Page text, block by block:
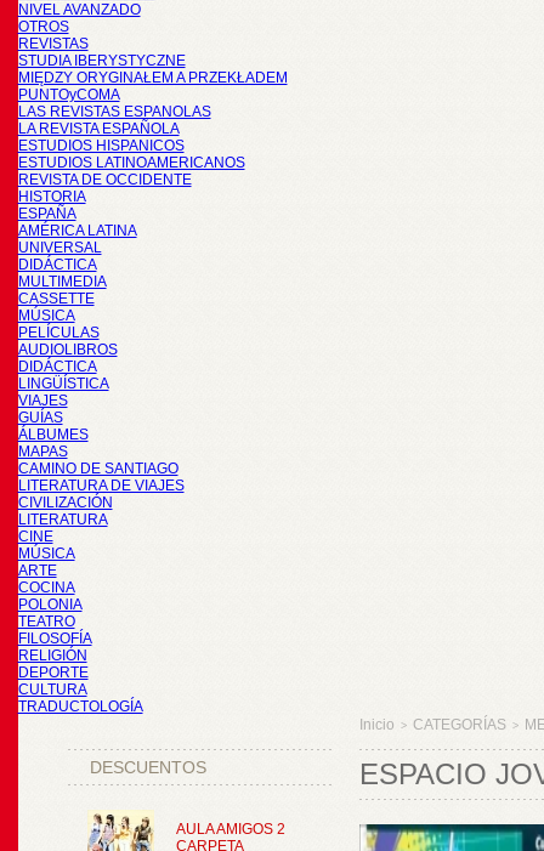
NIVEL AVANZADO
OTROS
REVISTAS
STUDIA IBERYSTYCZNE
MIĘDZY ORYGINAŁEM A PRZEKŁADEM
PUNTOyCOMA
LAS REVISTAS ESPANOLAS
LA REVISTA ESPAÑOLA
ESTUDIOS HISPANICOS
ESTUDIOS LATINOAMERICANOS
REVISTA DE OCCIDENTE
HISTORIA
ESPAÑA
AMÉRICA LATINA
UNIVERSAL
DIDÁCTICA
MULTIMEDIA
CASSETTE
MÚSICA
PELÍCULAS
AUDIOLIBROS
DIDÁCTICA
LINGÜÍSTICA
VIAJES
GUÍAS
ÁLBUMES
MAPAS
CAMINO DE SANTIAGO
LITERATURA DE VIAJES
CIVILIZACIÓN
LITERATURA
CINE
MÚSICA
ARTE
COCINA
POLONIA
TEATRO
FILOSOFÍA
RELIGIÓN
DEPORTE
CULTURA
TRADUCTOLOGÍA
DESCUENTOS
AULA AMIGOS 2
CARPETA
Inicio > CATEGORÍAS >
ESPACIO